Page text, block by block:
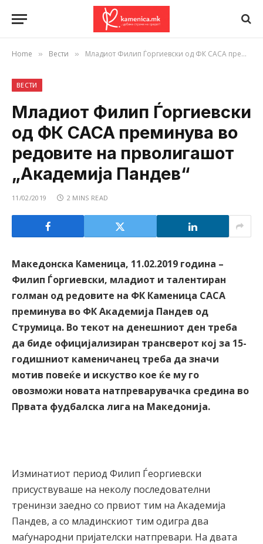
Home » Вести » Младиот Филип Ѓоргиевски од ФК САСА преминува во редовите на прволигашот „Академија Пандев“
ВЕСТИ
Младиот Филип Ѓоргиевски
од ФК САСА преминува во
редовите на прволигашот
„Академија Пандев“
11/02/2019 2 MINS READ
Македонска Каменица, 11.02.2019 година –
Филип Ѓоргиевски, младиот и талентиран
голман од редовите на ФК Каменица САСА
преминува во ФК Академија Пандев од
Струмица. Во текот на денешниот ден треба
да биде официјализиран трансверот кој за 15-
годишниот каменичанец треба да значи
мотив повеќе и искуство кое ќе му го
овозможи новата натпреварувачка средина во
Првата фудбалска лига на Македонија.
Изминатиот период Филип Ѓеоргиевски
присуствуваше на неколу последователни
тренинзи заедно со првиот тим на Академија
Пандев, а со младинскиот тим одигра два
маѓународни пријателски натпревари. На двата